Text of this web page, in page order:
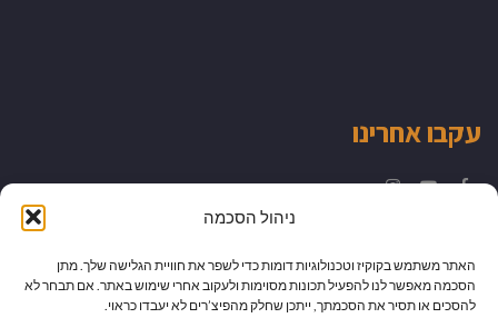
ניהול הסכמה
האתר משתמש בקוקיז וטכנולוגיות דומות כדי לשפר את חוויית הגלישה שלך. מתן
הסכמה מאפשר לנו להפעיל תכונות מסוימות ולעקוב אחרי שימוש באתר. אם תבחר לא
להסכים או תסיר את הסכמתך, ייתכן שחלק מהפיצ’רים לא יעבדו כראוי.
עקבו אחרינו